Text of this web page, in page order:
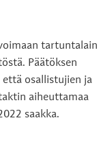
tartuntalain
Päätöksen
osallistujien ja
aiheuttamaa
saakka.